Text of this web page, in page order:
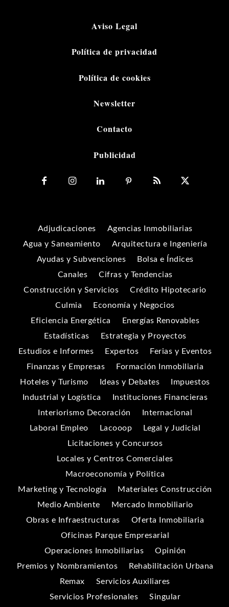
Aviso Legal
Política de privacidad
Política de cookies
Newsletter
Contacto
Publicidad
Adjudicaciones
Agencias Inmobiliarias
Agua y Saneamiento
Arquitectura e Ingeniería
Ayudas y Subvenciones
Bolsa e Índices
Canales
Cifras y Tendencias
Construcción y Servicios
Crédito Hipotecario
Culmia
Economía y Negocios
Eficiencia Energética
Energías Renovables
Estadísticas
Estrategia y Proyectos
Estudios e Informes
Expertos
Ferias y Eventos
Finanzas y Empresas
Formación Inmobiliaria
Hoteles y Turismo
Ideas y Debates
Impuestos
Industrial y Logística
Instituciones Financieras
Interiorismo Decoración
Internacional
Laboral Empleo
Lacooop
Legal y Judicial
Licitaciones y Concursos
Locales y Centros Comerciales
Macroeconomía y Política
Marketing y Tecnología
Materiales Construcción
Medio Ambiente
Mercado Inmobiliario
Obras e Infraestructuras
Oferta Inmobiliaria
Oficinas Parque Empresarial
Operaciones Inmobiliarias
Opinión
Premios y Nombramientos
Rehabilitación Urbana
Remax
Servicios Auxiliares
Servicios Profesionales
Singular